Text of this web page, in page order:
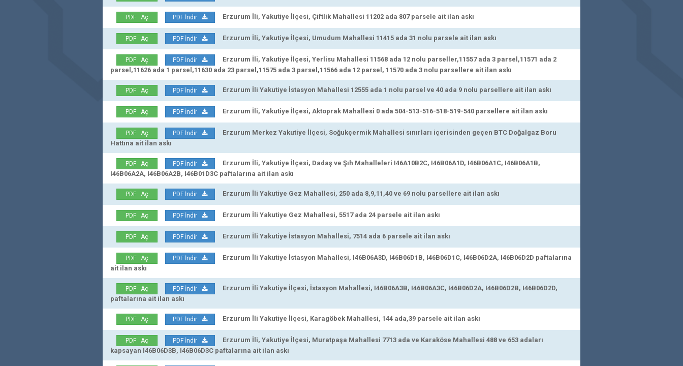
PDF Aç PDF İndir Erzurum İli, Yakutiye İlçesi, Çiftlik Mahallesi 11202 ada 807 parsele ait ilan askı
PDF Aç PDF İndir Erzurum İli, Yakutiye İlçesi, Umudum Mahallesi 11415 ada 31 nolu parsele ait ilan askı
PDF Aç PDF İndir
Erzurum İli, Yakutiye İlçesi, Yerlisu Mahallesi 11568 ada 12 nolu parseller,11557 ada 3 parsel,11571 ada 2
parsel,11626 ada 1 parsel,11630 ada 23 parsel,11575 ada 3 parsel,11566 ada 12 parsel, 11570 ada 3 nolu parsellere ait ilan askı
PDF Aç PDF İndir Erzurum İli Yakutiye İstasyon Mahallesi 12555 ada 1 nolu parsel ve 40 ada 9 nolu parsellere ait ilan askı
PDF Aç PDF İndir Erzurum İli, Yakutiye İlçesi, Aktoprak Mahallesi 0 ada 504-513-516-518-519-540 parsellere ait ilan askı
PDF Aç PDF İndir
Erzurum Merkez Yakutiye İlçesi, Soğukçermik Mahallesi sınırları içerisinden geçen BTC Doğalgaz Boru
Hattına ait ilan askı
PDF Aç PDF İndir
Erzurum İli, Yakutiye İlçesi, Dadaş ve Şıh Mahalleleri I46A10B2C, I46B06A1D, I46B06A1C, I46B06A1B,
I46B06A2A, I46B06A2B, I46B01D3C paftalarına ait ilan askı
PDF Aç PDF İndir Erzurum İli Yakutiye Gez Mahallesi, 250 ada 8,9,11,40 ve 69 nolu parsellere ait ilan askı
PDF Aç PDF İndir Erzurum İli Yakutiye Gez Mahallesi, 5517 ada 24 parsele ait ilan askı
PDF Aç PDF İndir Erzurum İli Yakutiye İstasyon Mahallesi, 7514 ada 6 parsele ait ilan askı
PDF Aç PDF İndir
Erzurum İli Yakutiye İstasyon Mahallesi, I46B06A3D, I46B06D1B, I46B06D1C, I46B06D2A, I46B06D2D paftalarına
ait ilan askı
PDF Aç PDF İndir
Erzurum İli Yakutiye İlçesi, İstasyon Mahallesi, I46B06A3B, I46B06A3C, I46B06D2A, I46B06D2B, I46B06D2D,
paftalarına ait ilan askı
PDF Aç PDF İndir Erzurum İli Yakutiye İlçesi, Karagöbek Mahallesi, 144 ada,39 parsele ait ilan askı
PDF Aç PDF İndir
Erzurum İli, Yakutiye İlçesi, Muratpaşa Mahallesi 7713 ada ve Karaköse Mahallesi 488 ve 653 adaları
kapsayan I46B06D3B, I46B06D3C paftalarına ait ilan askı